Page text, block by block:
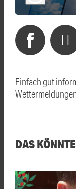
Einfach gut
DAS